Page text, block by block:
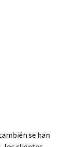
se han